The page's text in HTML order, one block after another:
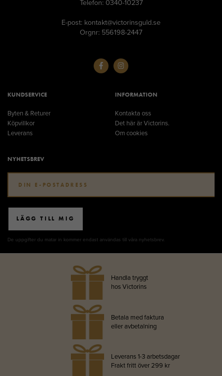
Telefon: 0340-10237
E-post: kontakt@victorinsguld.se
Orgnr: 556198-2447
KUNDSERVICE
Byten & Returer
Köpvillkor
Leverans
INFORMATION
Kontakta oss
Det här är Victorins.
Om cookies
NYHETSBREV
LÄGG TILL MIG
De uppgifter du matar in kommer endast användas till våra nyhetsbrev.
Handla tryggt
hos Victorins
Betala med faktura
eller avbetalning
Leverans 1-3 arbetsdagar
Frakt fritt över 299 kr